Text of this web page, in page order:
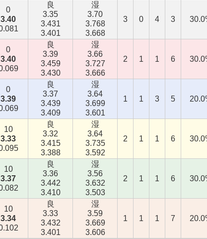
0
3.40
良
3.35
3.431
3.401
湿
3.70
3.768
3.668
3 0 4 3
0
3.40
良
3.39
3.459
3.430
湿
3.66
3.727
3.666
2 1 1 6
0
3.39
良
3.37
3.439
3.409
湿
3.64
3.699
3.601
1 1 3 5
10
3.33
良
3.32
3.415
3.388
湿
3.64
3.735
3.592
2 1 1 6
10
3.37
良
3.36
3.442
3.410
湿
3.56
3.632
3.503
2 1 1 6
10
3.34
良
3.33
3.432
3.401
湿
3.59
3.669
3.606
1 1 1 7